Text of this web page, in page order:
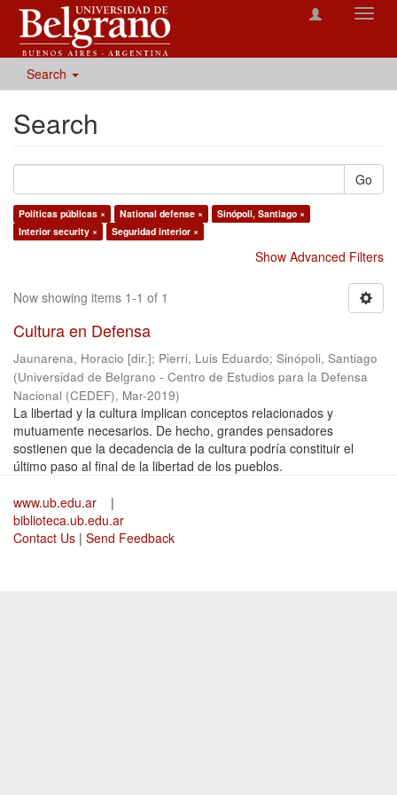
Search
Search
Go
Políticas públicas × National defense ×
Sinópoli, Santiago ×
Interior security ×
Seguridad interior ×
Show Advanced Filters
Now showing items 1-1 of 1
Cultura en Defensa
Jaunarena, Horacio [dir.]; Pierri, Luis Eduardo; Sinópoli, Santiago
(Universidad de Belgrano - Centro de Estudios para la Defensa
Nacional (CEDEF), Mar-2019)
La libertad y la cultura implican conceptos relacionados y
mutuamente necesarios. De hecho, grandes pensadores
sostienen que la decadencia de la cultura podría constituir el
último paso al final de la libertad de los pueblos.
www.ub.edu.ar
|
biblioteca.ub.edu.ar
Contact Us | Send Feedback